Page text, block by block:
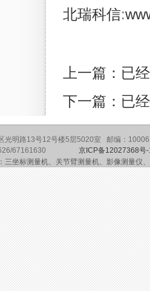
北瑞科信:
上一篇：已
下一篇：已
光明路13号12号楼5层5020室 邮编：
67161630 京ICP备12027368号
三坐标测量机、关节臂测量机、影像测量仪